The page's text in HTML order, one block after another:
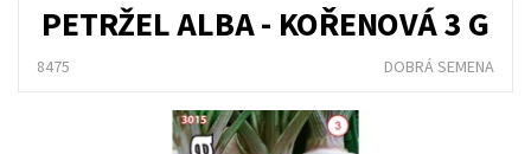
PETRŽEL ALBA - KOŘENOVÁ 3 G
8475 DOBRÁ SEMENA